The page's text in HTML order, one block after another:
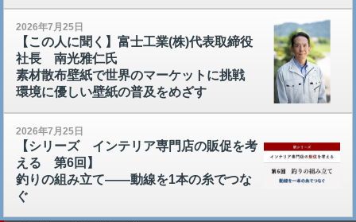
2026年7月25日
【この人に聞く】富士工業(株)代表取締役
社長 南光雅仁氏
素材散布壁紙で世界のマーケットに挑戦
環境に優しい壁紙の普及をめざす
2026年7月25日
【シリーズ インテリア専門店の販促を考
える 第6回】
釣りの組み立て――動線を1本の糸でつな
ぐ